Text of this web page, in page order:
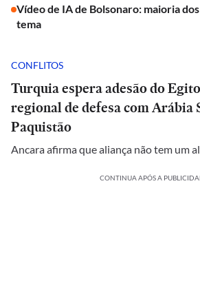
Vídeo de IA de Bolsonaro: maioria
tema
CONFLITOS
Turquia espera adesão do
regional de defesa com Arábia
Paquistão
Ancara afirma que aliança não tem um
CONTINUA APÓS A